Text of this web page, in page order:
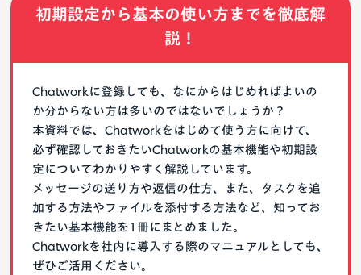
初期設定から基本の使い方までを徹底解
説！
Chatworkに登録しても、なにからはじめればよいの
か分からない方は多いのではないでしょうか？
本資料では、Chatworkをはじめて使う方に向けて、
必ず確認しておきたいChatworkの基本機能や初期設
定についてわかりやすく解説しています。
メッセージの送り方や返信の仕方、また、タスクを追
加する方法やファイルを添付する方法など、知ってお
きたい基本機能を1冊にまとめました。
Chatworkを社内に導入する際のマニュアルとしても、
ぜひご活用ください。